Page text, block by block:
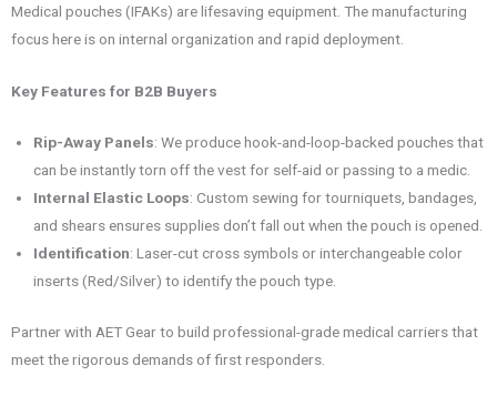
Medical pouches (IFAKs) are lifesaving equipment. The manufacturing
focus here is on internal organization and rapid deployment.
Key Features for B2B Buyers
Rip-Away Panels: We produce hook-and-loop-backed pouches that
can be instantly torn off the vest for self-aid or passing to a medic.
Internal Elastic Loops: Custom sewing for tourniquets, bandages,
and shears ensures supplies don’t fall out when the pouch is opened.
Identification: Laser-cut cross symbols or interchangeable color
inserts (Red/Silver) to identify the pouch type.
Partner with AET Gear to build professional-grade medical carriers that
meet the rigorous demands of first responders.